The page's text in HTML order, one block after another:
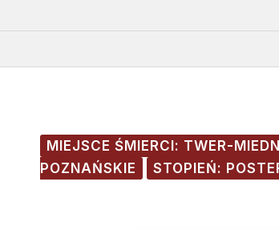
MIEJSCE ŚMIERCI: TWER-
POZNAŃSKIE
STOPIEŃ: